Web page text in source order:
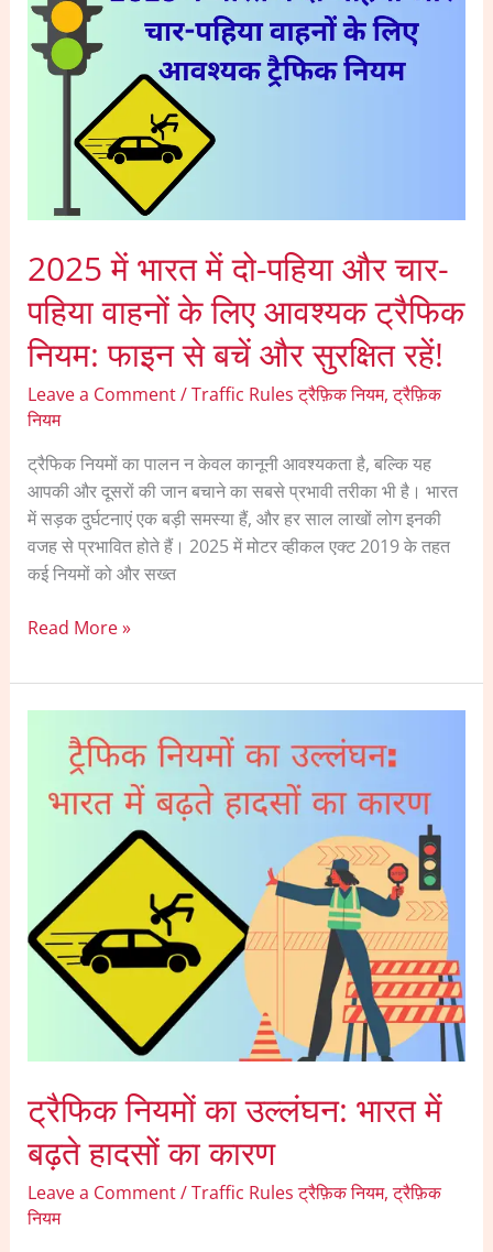
2025 में भारत में दो-पहिया और चार-
पहिया वाहनों के लिए आवश्यक ट्रैफिक
नियम: फाइन से बचें और सुरक्षित रहें!
Leave a Comment/Traffic Rules ट्रैफ़िक नियम,ट्रैफ़िक
नियम
ट्रैफिक नियमों का पालन न केवल कानूनी आवश्यकता है, बल्कि यह
आपकी और दूसरों की जान बचाने का सबसे प्रभावी तरीका भी है। भारत
में सड़क दुर्घटनाएं एक बड़ी समस्या हैं, और हर साल लाखों लोग इनकी
वजह से प्रभावित होते हैं। 2025 में मोटर व्हीकल एक्ट 2019 के तहत
कई नियमों को और सख्त
भारत
में
वाहनों
लिए
आवश्यक
ट्रैफिक
नियम:
से
बचें
और
सुरक्षित
रहें!
Read More »
ट्रैफिक नियमों का उल्लंघन: भारत में
बढ़ते हादसों का कारण
Leave a Comment/Traffic Rules ट्रैफ़िक नियम,ट्रैफ़िक
नियम
उल्लंघन:
हादसों
का
कारण